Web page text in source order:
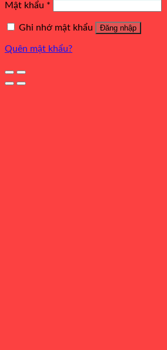
Mật khẩu *
Ghi nhớ mật khẩu Đăng nhập
Quên mật khẩu?